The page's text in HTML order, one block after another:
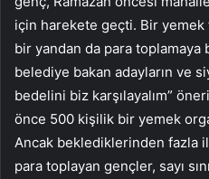
için harekete geçti. Bir
bir yandan da para toplamaya
belediye bakan adayların ve
bedelini biz karşılayalım”
önce 500 kişilik bir yemek
Ancak beklediklerinden fazla
para toplayan gençler, sayı